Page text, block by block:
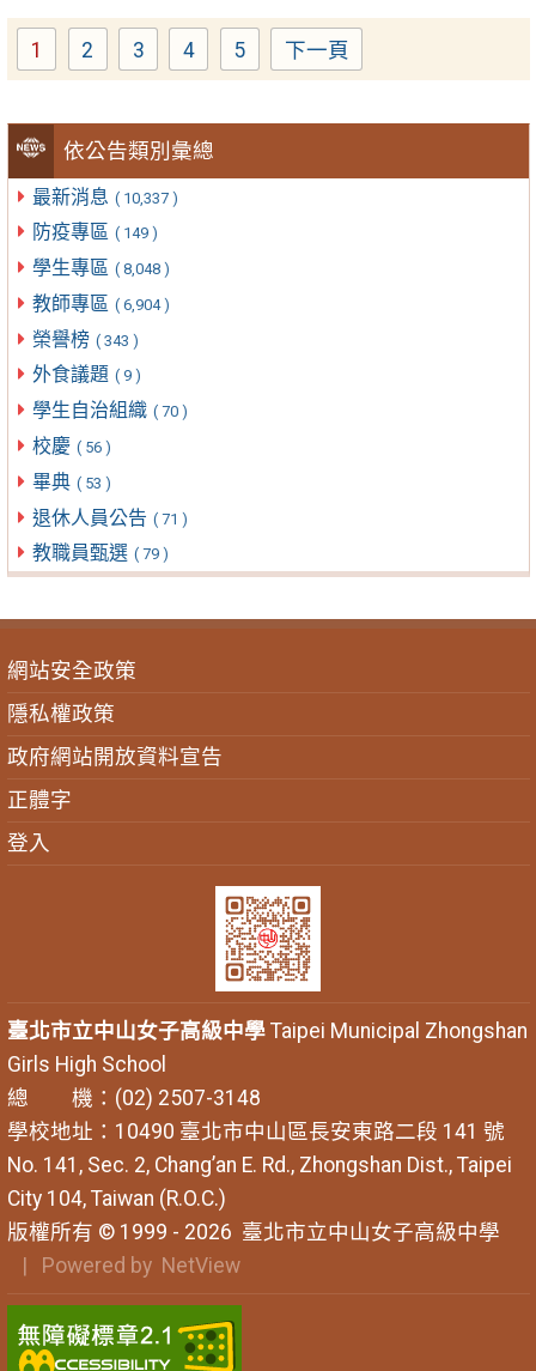
依公告類別彙總
最新消息 ( 10,337 )
防疫專區 ( 149 )
學生專區 ( 8,048 )
教師專區 ( 6,904 )
榮譽榜 ( 343 )
外食議題 ( 9 )
學生自治組織 ( 70 )
校慶 ( 56 )
畢典 ( 53 )
退休人員公告 ( 71 )
教職員甄選 ( 79 )
Page
1 Page
2 Page
3 Page
4 Page
5 下一頁
網站安全政策
隱私權政策
政府網站開放資料宣告
正體字
登入
臺北市立中山女子高級中學Taipei Municipal Zhongshan
Girls High School
總 機：(02) 2507-3148
學校地址：10490 臺北市中山區長安東路二段 141 號
No. 141, Sec. 2, Chang’an E. Rd., Zhongshan Dist., Taipei
City 104, Taiwan (R.O.C.)
版權所有 © 1999 - 2026 臺北市立中山女子高級中學
| Powered by NetView